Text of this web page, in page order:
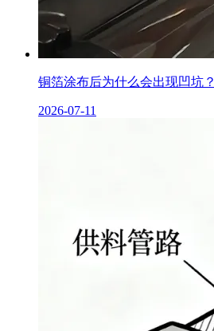
铜箔涂布后为什么会出现凹坑？
2026-07-11